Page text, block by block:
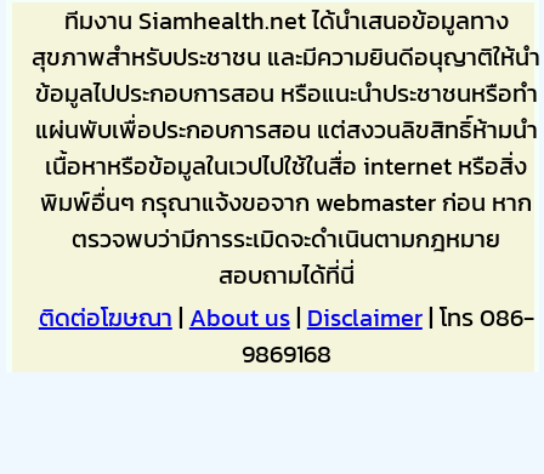
ทีมงาน Siamhealth.net ได้นำเสนอข้อมูลทาง
สุขภาพสำหรับประชาชน และมีความยินดีอนุญาติให้นำ
ข้อมูลไปประกอบการสอน หรือแนะนำประชาชนหรือทำ
แผ่นพับเพื่อประกอบการสอน แต่สงวนลิขสิทธิ์ห้ามนำ
เนื้อหาหรือข้อมูลในเวปไปใช้ในสื่อ internet หรือสิ่ง
พิมพ์อื่นๆ กรุณาแจ้งขอจาก webmaster ก่อน หาก
ตรวจพบว่ามีการระเมิดจะดำเนินตามกฎหมาย
สอบถามได้ที่นี่
ติดต่อโฆษณา | About us| Disclaimer| โทร 086-
9869168